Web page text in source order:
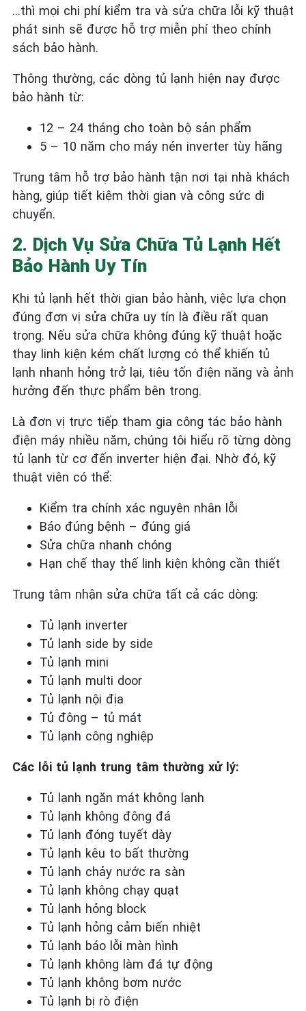
…thì mọi chi phí kiểm tra và sửa chữa lỗi kỹ thuật
phát sinh sẽ được hỗ trợ miễn phí theo chính
sách bảo hành.
Thông thường, các dòng tủ lạnh hiện nay được
bảo hành từ:
12 – 24 tháng cho toàn bộ sản phẩm
5 – 10 năm cho máy nén inverter tùy hãng
Trung tâm hỗ trợ bảo hành tận nơi tại nhà khách
hàng, giúp tiết kiệm thời gian và công sức di
chuyển.
2. Dịch Vụ Sửa Chữa Tủ Lạnh Hết
Bảo Hành Uy Tín
Khi tủ lạnh hết thời gian bảo hành, việc lựa chọn
đúng đơn vị sửa chữa uy tín là điều rất quan
trọng. Nếu sửa chữa không đúng kỹ thuật hoặc
thay linh kiện kém chất lượng có thể khiến tủ
lạnh nhanh hỏng trở lại, tiêu tốn điện năng và ảnh
hưởng đến thực phẩm bên trong.
Là đơn vị trực tiếp tham gia công tác bảo hành
điện máy nhiều năm, chúng tôi hiểu rõ từng dòng
tủ lạnh từ cơ đến inverter hiện đại. Nhờ đó, kỹ
thuật viên có thể:
Kiểm tra chính xác nguyên nhân lỗi
Báo đúng bệnh – đúng giá
Sửa chữa nhanh chóng
Hạn chế thay thế linh kiện không cần thiết
Trung tâm nhận sửa chữa tất cả các dòng:
Tủ lạnh inverter
Tủ lạnh side by side
Tủ lạnh mini
Tủ lạnh multi door
Tủ lạnh nội địa
Tủ đông – tủ mát
Tủ lạnh công nghiệp
Các lỗi tủ lạnh trung tâm thường xử lý:
Tủ lạnh ngăn mát không lạnh
Tủ lạnh không đông đá
Tủ lạnh đóng tuyết dày
Tủ lạnh kêu to bất thường
Tủ lạnh chảy nước ra sàn
Tủ lạnh không chạy quạt
Tủ lạnh hỏng block
Tủ lạnh hỏng cảm biến nhiệt
Tủ lạnh báo lỗi màn hình
Tủ lạnh không làm đá tự động
Tủ lạnh không bơm nước
Tủ lạnh bị rò điện